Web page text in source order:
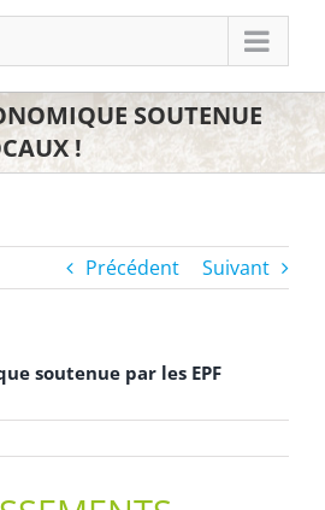
SOUTENUE
!
Précédent Suivant
soutenue par les EPF